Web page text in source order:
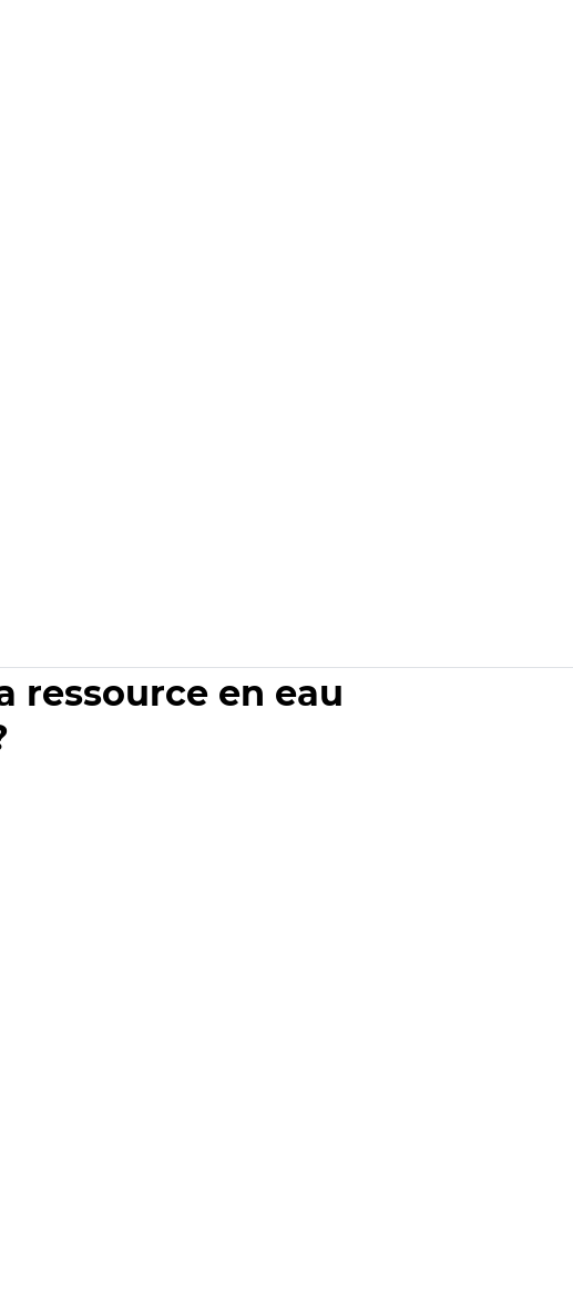
ressource en eau